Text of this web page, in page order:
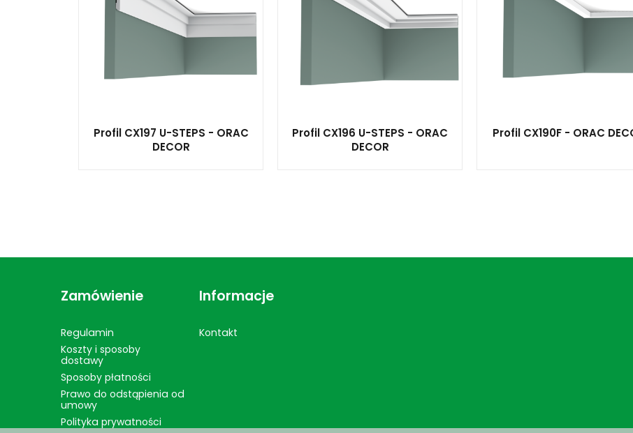
Profil CX197 U-STEPS - ORAC
DECOR
Profil CX196 U-STEPS - ORAC
DECOR
Profil CX190F - ORAC
Zamówienie
Regulamin
Koszty i sposoby
dostawy
Sposoby płatności
Prawo do odstąpienia od
umowy
Polityka prywatności
Informacje
Kontakt